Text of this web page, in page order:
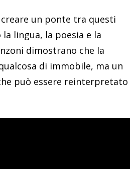
creare un ponte tra questi
lingua, la poesia e la
dimostrano che la
di immobile, ma un
può essere reinterpretato